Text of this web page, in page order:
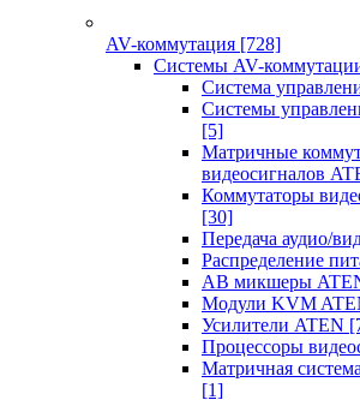
AV-коммутация [728]
Системы AV-
Система
Системы
[5]
Матричные
видеосигналов
Коммутаторы
[30]
Передача аудио/
Распределение
АВ микшеры
Модули KVM
Усилители ATEN
Процессоры
Матричная
[1]